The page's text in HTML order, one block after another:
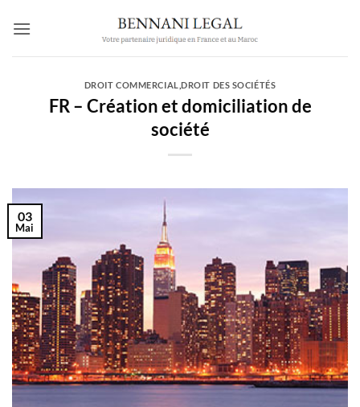
DROIT COMMERCIAL ,DROIT DES SOCIÉTÉS
FR – Création et domiciliation de
société
03
Mai